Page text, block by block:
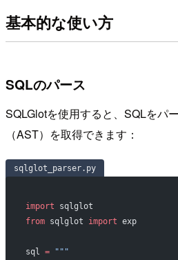
基本的な使い方
SQLのパース
SQLGlotを使用すると、SQLをパ
（AST）を取得できます：
sqlglot_parser.py
import sqlglot
from sqlglot import exp
sql = """